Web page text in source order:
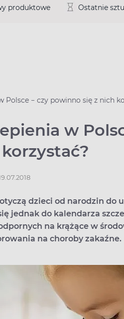
produktowe Ostatnie
Polsce − czy powinno się z nich
w
dzieci od narodzin do
jednak do kalendarza
na krążące w
na choroby zakaźne.